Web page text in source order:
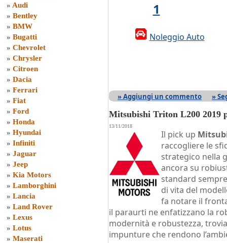
» Audi
» Bentley
» BMW
» Bugatti
» Chevrolet
» Chrysler
» Citroen
» Dacia
» Ferrari
» Fiat
» Ford
» Honda
» Hyundai
» Infiniti
» Jaguar
» Jeep
» Kia Motors
» Lamborghini
» Lancia
» Land Rover
» Lexus
» Lotus
» Maserati
1
Noleggio Auto
» Aggiungi un commento »
Mitsubishi Triton L200 2019
13/11/2018
Il pick up
raccogliere le
strategico nella
ancora su
standard
di vita del
fa notare il
il paraurti ne enfatizzano la
modernità e robustezza,
impunture che rendono